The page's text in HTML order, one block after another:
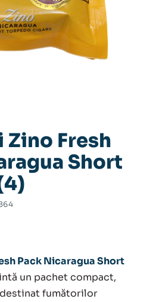
Fresh
Short
Pack Nicaragua Short
un pachet compact,
fumătorilor